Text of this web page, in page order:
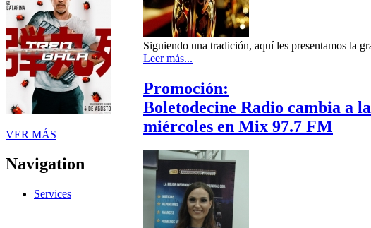
VER MÁS
Navigation
Services
Siguiendo una tradición, aquí les presentamos la
Leer más...
Promoción:
Boletodecine Radio cambia a
miércoles en Mix 97.7 FM